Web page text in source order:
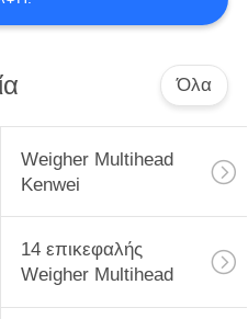
14
Όλα
Weigher Multihead
Kenwei
14 επικεφαλής
Weigher Multihead